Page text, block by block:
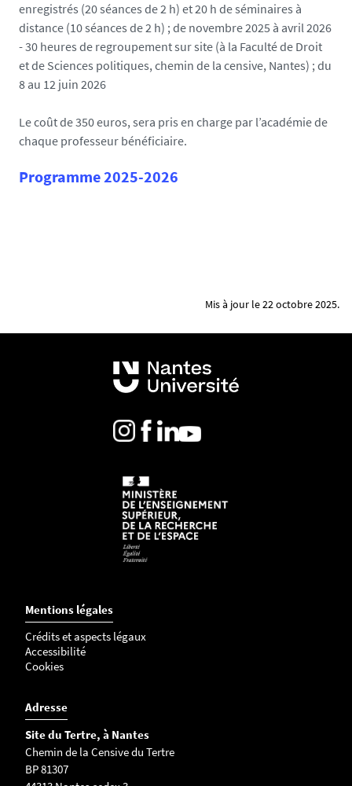
enregistrés (20 séances de 2 h) et 20 h de séminaires à
distance (10 séances de 2 h) ; de novembre 2025 à avril 2026
- 30 heures de regroupement sur site (à la Faculté de Droit
et de Sciences politiques, chemin de la censive, Nantes) ; du
8 au 12 juin 2026
Le coût de 350 euros, sera pris en charge par l’académie de
chaque professeur bénéficiaire.
Programme 2025-2026
Mis à jour le 22 octobre 2025.
Mentions légales
Crédits et aspects légaux
Accessibilité
Cookies
Adresse
Site du Tertre, à Nantes
Chemin de la Censive du Tertre
BP 81307